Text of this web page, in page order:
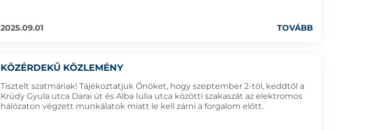
2025.09.01 TOVÁBB
KÖZÉRDEKŰ KÖZLEMÉNY
Tisztelt szatmáriak! Tájékoztatjuk Önöket, hogy szeptember 2-tól, keddtől a
Krúdy Gyula utca Darai út és Alba Iulia utca közötti szakaszát az elektromos
hálózaton végzett munkálatok miatt le kell zárni a forgalom előtt.